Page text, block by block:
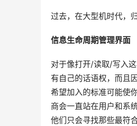
过去，在大型机时代，
信息生命周期管理界面
对于像打开/读取/写入
有自己的话语权，而且
希望加入的标准可能使
商会一直站在用户和系
他们只会寻找那些最符